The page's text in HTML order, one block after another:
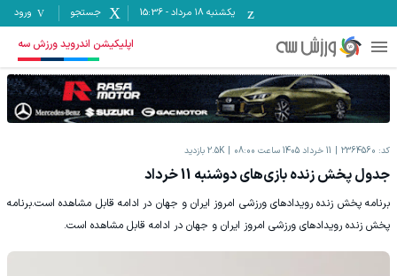
یکشنبه ۱۸ مرداد -
15:36 جستجو ورود
اپلیکیشن اندروید ورزش سه
کد: 2364560 11 خرداد 1405 ساعت 08:00 2.5K بازدید
جدول پخش زنده بازی‌های دوشنبه 11 خرداد
برنامه پخش زنده رویدادهای ورزشی امروز ایران و جهان در ادامه قابل مشاهده است.برنامه
پخش زنده رویدادهای ورزشی امروز ایران و جهان در ادامه قابل مشاهده است.